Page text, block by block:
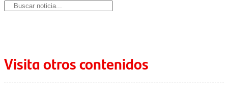
Visita otros contenidos